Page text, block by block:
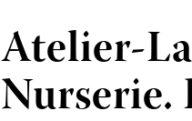
Atelier-
Nurserie.